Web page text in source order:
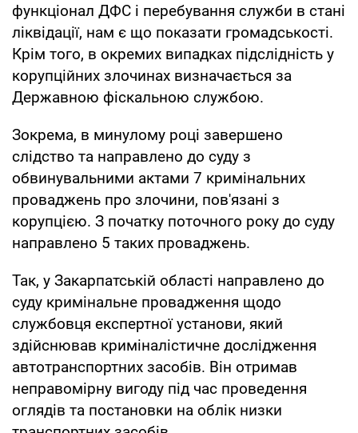
функціонал ДФС і перебування служби в стані
ліквідації, нам є що показати громадськості.
Крім того, в окремих випадках підслідність у
корупційних злочинах визначається за
Державною фіскальною службою.
Зокрема, в минулому році завершено
слідство та направлено до суду з
обвинувальними актами 7 кримінальних
проваджень про злочини, пов'язані з
корупцією. З початку поточного року до суду
направлено 5 таких проваджень.
Так, у Закарпатській області направлено до
суду кримінальне провадження щодо
службовця експертної установи, який
здійснював криміналістичне дослідження
автотранспортних засобів. Він отримав
неправомірну вигоду під час проведення
оглядів та постановки на облік низки